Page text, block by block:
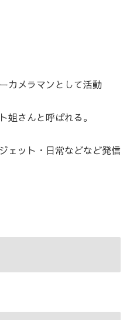
カメラマンとして活動
姐さんと呼ばれる。
ェット・日常などなど発信